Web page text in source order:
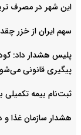
این شهر در مصرف
سهم ایران از خزر
پلیس هشدار داد:
پیگیری قانونی
ثبت‌نام بیمه تکمیلی بازنشستگان
هشدار سازمان غذا و دارو